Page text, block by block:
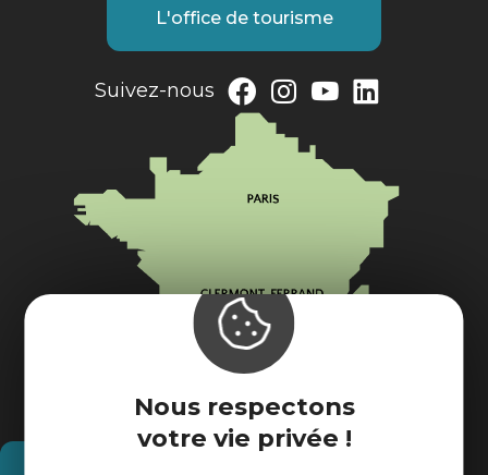
Nous respectons
votre vie privée !
L'office de tourisme
Suivez-nous